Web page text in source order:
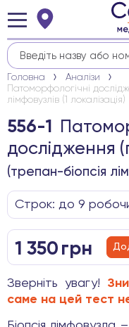
Головна
Аналізи
Патоморфологічні
лімфовузлів (1 локалізація)
556-1
дослідження
(трепан-біопсія
Строк: до 9
1 350 грн
Зверніть увагу!
саме на цей тест